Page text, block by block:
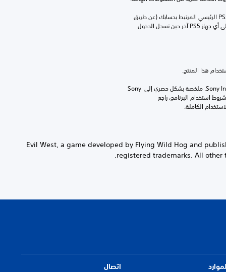
يمكنك تنزيل هذا المحتوى وتشغيله على جهاز PS5 الرئيسي المرتبط بحسابك (عن طريق
إعداد "مشاركة الجهاز واللعب بدون اتصال") وعلى أي جهاز PS5 آخر حين تسجل الدخول
برامج مكتبة ©Sony Interactive Entertainment Inc. ملخصة بشكل حصري إلى Sony
©2022 Evil West, a game developed by Flying Wild Hog and
registered trademarks. All other
اتصال